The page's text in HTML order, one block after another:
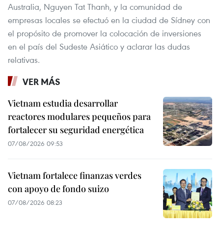
Australia, Nguyen Tat Thanh, y la comunidad de
empresas locales se efectuó en la ciudad de Sídney con
el propósito de promover la colocación de inversiones
en el país del Sudeste Asiático y aclarar las dudas
relativas.
VER MÁS
Vietnam estudia desarrollar
reactores modulares pequeños para
fortalecer su seguridad energética
07/08/2026 09:53
Vietnam fortalece finanzas verdes
con apoyo de fondo suizo
07/08/2026 08:23